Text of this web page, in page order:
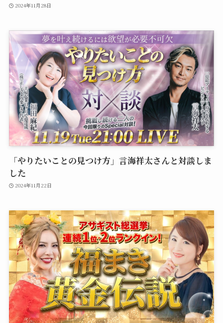
2024年11月28日
「やりたいことの見つけ方」言海祥太さんと対談しま
した
2024年11月22日